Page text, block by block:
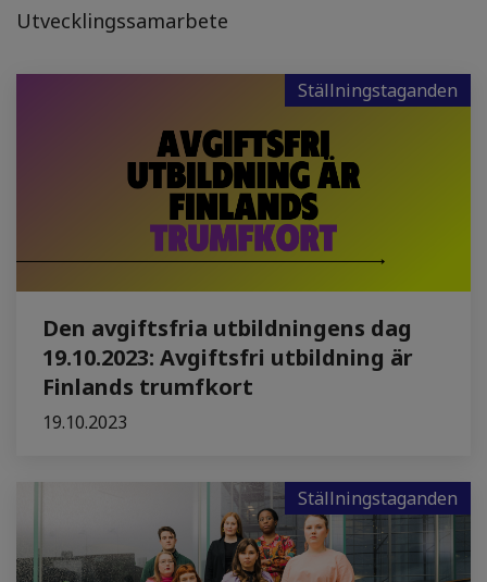
Utvecklingssamarbete
Ställningstaganden
Den avgiftsfria utbildningens dag
19.10.2023: Avgiftsfri utbildning är
Finlands trumfkort
19.10.2023
Ställningstaganden